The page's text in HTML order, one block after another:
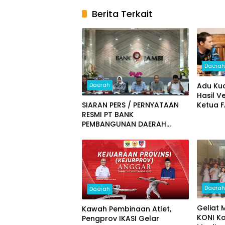
Berita Terkait
Daerah
SIARAN PERS / PERNYATAAN
RESMI PT BANK
PEMBANGUNAN DAERAH
Daerah
Adu
Hasil
Ketua
Daerah
Kawah Pembinaan Atlet,
Pengprov IKASI Gelar
Daerah
Geliat
KONI